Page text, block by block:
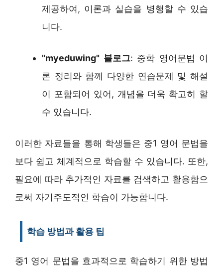
제공하여, 이론과 실습을 병행할 수 있습
니다.
"myeduwing" 블로그: 중학 영어문법 이
론 정리와 함께 다양한 연습문제 및 해설
이 포함되어 있어, 개념을 더욱 확고히 할
수 있습니다.
이러한 자료들을 통해 학생들은 중1 영어 문법을
보다 쉽고 체계적으로 학습할 수 있습니다. 또한,
필요에 따라 추가적인 자료를 검색하고 활용함으
로써 자기주도적인 학습이 가능합니다.
학습 방법과 활용 팁
중1 영어 문법을 효과적으로 학습하기 위한 방법